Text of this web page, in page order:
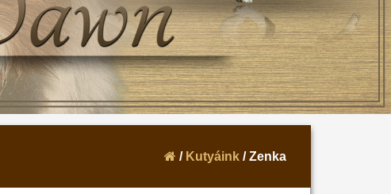
/ Kutyáink/ Zenka